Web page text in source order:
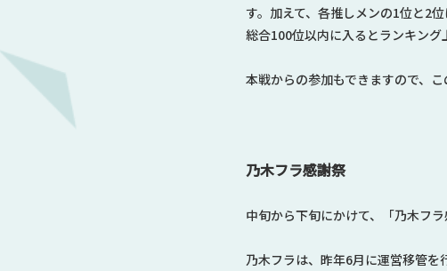
す。加えて、各推しメンの1位と2
総合100位以内に入るとランキング
本戦からの参加もできますので、
乃木フラ感謝祭
中旬から下旬にかけて、「乃木フラ
乃木フラは、昨年6月に運営移管を